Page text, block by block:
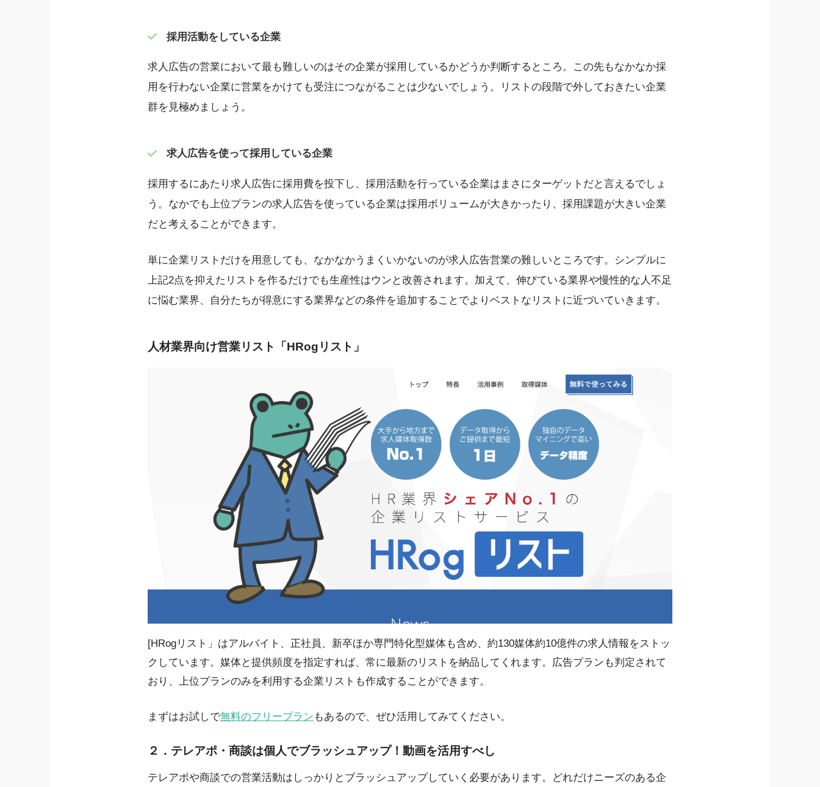
採用活動をしている企業
求人広告の営業において最も難しいのはその企業が採用しているかどうか判断するところ。この先もなかなか採
用を行わない企業に営業をかけても受注につながることは少ないでしょう。リストの段階で外しておきたい企業
群を見極めましょう。
求人広告を使って採用している企業
採用するにあたり求人広告に採用費を投下し、採用活動を行っている企業はまさにターゲットだと言えるでしょ
う。なかでも上位プランの求人広告を使っている企業は採用ボリュームが大きかったり、採用課題が大きい企業
だと考えることができます。
単に企業リストだけを用意しても、なかなかうまくいかないのが求人広告営業の難しいところです。シンプルに
上記2点を抑えたリストを作るだけでも生産性はウンと改善されます。加えて、伸びている業界や慢性的な人不足
に悩む業界、自分たちが得意にする業界などの条件を追加することでよりベストなリストに近づいていきます。
人材業界向け営業リスト「HRogリスト」
[HRogリスト」はアルバイト、正社員、新卒ほか専門特化型媒体も含め、約130媒体約10億件の求人情報をストッ
クしています。媒体と提供頻度を指定すれば、常に最新のリストを納品してくれます。広告プランも判定されて
おり、上位プランのみを利用する企業リストも作成することができます。
まずはお試しで無料のフリープラン もあるので、ぜひ活用してみてください。
２．テレアポ・商談は個人でブラッシュアップ！動画を活用すべし
テレアポや商談での営業活動はしっかりとブラッシュアップしていく必要があります。どれだけニーズのある企